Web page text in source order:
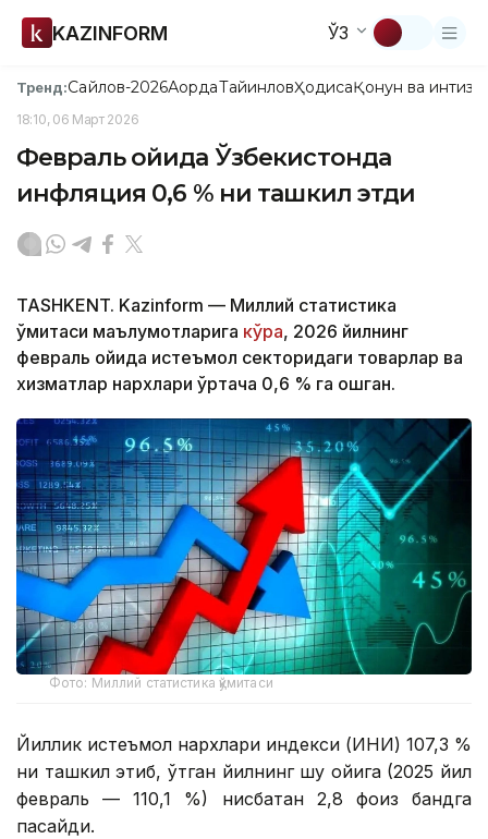
KAZINFORM ЎЗ
Тренд:Сайлов-2026АқордаТайинловҲодисаҚонун ва
18:10, 06 Март 2026
Февраль ойида Ўзбекистонда
инфляция 0,6 % ни ташкил этди
TASHKENT. Kazinform — Миллий статистика
қўмитаси маълумотларига кўра, 2026 йилнинг
февраль ойида истеъмол секторидаги товарлар ва
хизматлар нархлари ўртача 0,6 % га ошган.
Фото: Миллий статистика қўмитаси
Йиллик истеъмол нархлари индекси (ИНИ) 107,3 %
ни ташкил этиб, ўтган йилнинг шу ойига (2025 йил
февраль — 110,1 %) нисбатан 2,8 фоиз бандга
пасайди.